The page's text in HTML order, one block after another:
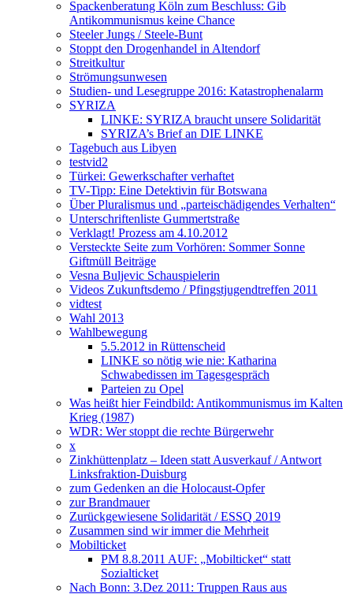
Spackenberatung Köln zum Beschluss: Gib
Antikommunismus keine Chance
Steeler Jungs / Steele-Bunt
Stoppt den Drogenhandel in Altendorf
Streitkultur
Strömungsunwesen
Studien- und Lesegruppe 2016: Katastrophenalarm
SYRIZA
LINKE: SYRIZA braucht unsere Solidarität
SYRIZA’s Brief an DIE LINKE
Tagebuch aus Libyen
testvid2
Türkei: Gewerkschafter verhaftet
TV-Tipp: Eine Detektivin für Botswana
Über Pluralismus und „parteischädigendes Verhalten“
Unterschriftenliste Gummertstraße
Verklagt! Prozess am 4.10.2012
Versteckte Seite zum Vorhören: Sommer Sonne
Giftmüll Beiträge
Vesna Buljevic Schauspielerin
Videos Zukunftsdemo / Pfingstjugendtreffen 2011
vidtest
Wahl 2013
Wahlbewegung
5.5.2012 in Rüttenscheid
LINKE so nötig wie nie: Katharina
Schwabedissen im Tagesgespräch
Parteien zu Opel
Was heißt hier Feindbild: Antikommunismus im Kalten
Krieg (1987)
WDR: Wer stoppt die rechte Bürgerwehr
x
Zinkhüttenplatz – Ideen statt Ausverkauf / Antwort
Linksfraktion-Duisburg
zum Gedenken an die Holocaust-Opfer
zur Brandmauer
Zurückgewiesene Solidarität / ESSQ 2019
Zusammen sind wir immer die Mehrheit
Mobilticket
PM 8.8.2011 AUF: „Mobilticket“ statt
Sozialticket
Nach Bonn: 3.Dez 2011: Truppen Raus aus